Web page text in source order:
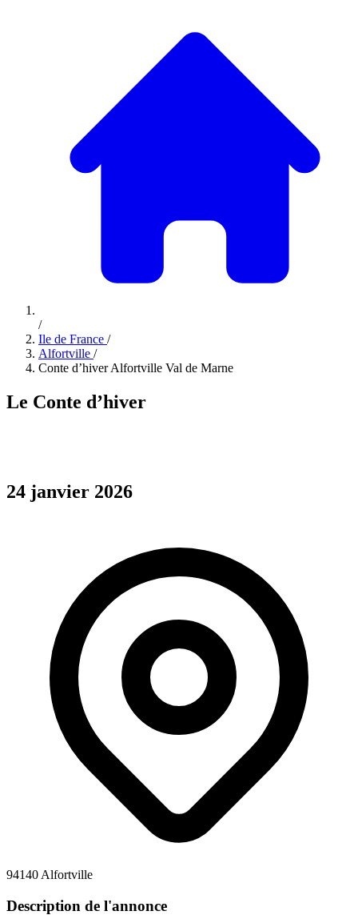
/
Ile de France /
Alfortville /
Conte d’hiver Alfortville Val de Marne
Le Conte d’hiver
24 janvier 2026
94140 Alfortville
Description de l'annonce